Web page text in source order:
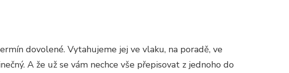
dovolené. Vytahujeme jej ve vlaku, na poradě, ve
A že už se vám nechce vše přepisovat z jednoho do